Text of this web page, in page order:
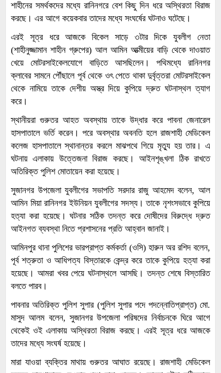
শাহীনের সমর্থকদের মধ্যে রানিনগরে বেশ কিছু দিন ধরে অস্থিরতা বিরাজ
করছে। এর আগে কয়েকবার তাদের মধ্যে সংঘর্ষের ঘটনাও ঘটেছে।
এরই সূত্র ধরে আজকে বিকেল সাড়ে ৩টার দিকে যুবলীগ নেতা
(শাহীনুজ্জামান শাহীন গ্রুপের) আল আমিন আত্মীয়ের বাড়ি থেকে দাওয়াত
খেয়ে মোটরসাইকেলযোগে বাড়িতে আসছিলেন। পথিমধ্যে রানিনগর
ক্লাবের সামনে পৌঁছালে পূর্ব থেকে ওৎ পেতে থাকা দুর্বৃত্তরা মোটরসাইকেল
থেকে নামিয়ে তাকে দেশীয় অস্ত্র দিয়ে কুপিয়ে দ্রুত ঘটনাস্থল ত্যাগ
করে।
স্থানীয়রা গুরুতর আহত অবস্থায় তাকে উদ্ধার করে পাবনা জেনারেল
হাসপাতালে ভর্তি করেন। পরে অবস্থার অবনতি হলে রাজশাহী মেডিকেল
কলেজ হাসপাতালে স্থানান্তর করলে মাঝপথে গিয়ে মৃত্যু হয় তার। এ
ঘটনায় এলাকায় উত্তেজনা বিরাজ করছে। আইনশৃঙ্খলা ঠিক রাখতে
অতিরিক্ত পুলিশ মোতায়েন করা হয়েছে।
সুজানগর উপজেলা যুবলীগের সভাপতি সরদার রাজু আহমেদ বলেন, আল
আমিন মিয়া রানিনগর ইউনিয়ন যুবলীগের সদস্য। তাকে নৃশংসভাবে কুপিয়ে
হত্যা করা হয়েছে। ঘটনার সঠিক তদন্ত করে দোষীদের বিরুদ্ধে দ্রুত
আইনগত ব্যবস্থা নিতে প্রশাসনের প্রতি আহ্বান জানাই।
আমিনপুর থানা পুলিশের ভারপ্রাপ্ত কর্মকর্তা (ওসি) হারুন অর রশিদ বলেন,
পূর্ব শত্রুতা ও আধিপত্য বিস্তারকে কেন্দ্র করে তাকে কুপিয়ে হত্যা করা
হয়েছে। আমরা খবর পেয়ে ঘটনাস্থলে আসছি। তদন্ত শেষে বিস্তারিত
বলতে পারব।
পাবনার অতিরিক্ত পুলিশ সুপার (পুলিশ সুপার পদে পদন্নোতিপ্রাপ্ত) মো.
মাসুদ আলম বলেন, সুজানগর উপজেলা পরিষদের নির্বাচনকে ঘিরে আগে
থেকেই ওই এলাকায় অস্থিরতা বিরাজ করছে। এরই সূত্র ধরে আজকে
তাদের মধ্যে সংঘর্ষ হয়েছে।
মারা যাওয়া ব্যক্তির মাথায় গুরুতর আঘাত রয়েছে। রাজশাহী মেডিকেল